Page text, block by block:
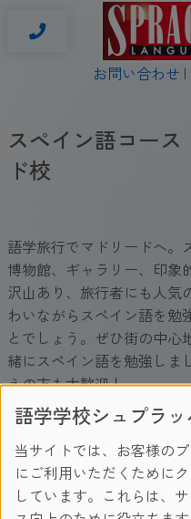
お問い合わせ
スペイン語コー
ド校
語学旅行でマドリードへ。
博物館、ギャラリー、印象
沢山あり、旅行者にも人気
わいながらスペイン語を勉
とでしょう。ぜひ街の中心
緒にスペイン語を勉強しま
えの方も大歓迎！
マドリード校について
シュプラッハカフ
語学学校シュプラ
当サイトでは、お客様の
にご利用いただくために
しています。これらは、